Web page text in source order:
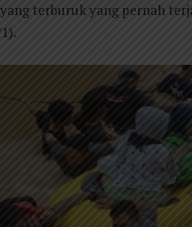
terburuk yang pernah